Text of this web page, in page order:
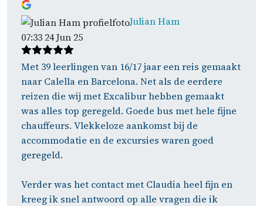
Julian Ham
07:33 24 Jun 25
Met 39 leerlingen van 16/17 jaar een reis gemaakt
naar Calella en Barcelona. Net als de eerdere
reizen die wij met Excalibur hebben gemaakt
was alles top geregeld. Goede bus met hele fijne
chauffeurs. Vlekkeloze aankomst bij de
accommodatie en de excursies waren goed
geregeld.
Verder was het contact met Claudia heel fijn en
kreeg ik snel antwoord op alle vragen die ik